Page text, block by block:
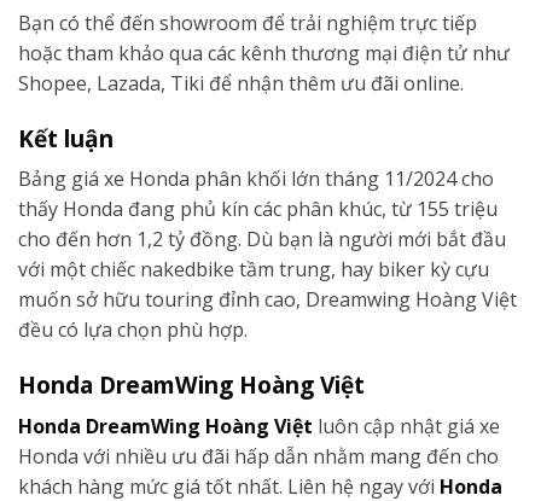
Bạn có thể đến showroom để trải nghiệm trực tiếp
hoặc tham khảo qua các kênh thương mại điện tử như
Shopee, Lazada, Tiki để nhận thêm ưu đãi online.
Kết luận
Bảng giá xe Honda phân khối lớn tháng 11/2024 cho
thấy Honda đang phủ kín các phân khúc, từ 155 triệu
cho đến hơn 1,2 tỷ đồng. Dù bạn là người mới bắt đầu
với một chiếc nakedbike tầm trung, hay biker kỳ cựu
muốn sở hữu touring đỉnh cao, Dreamwing Hoàng Việt
đều có lựa chọn phù hợp.
Honda DreamWing Hoàng Việt
Honda DreamWing Hoàng Việt luôn cập nhật giá xe
Honda với nhiều ưu đãi hấp dẫn nhằm mang đến cho
khách hàng mức giá tốt nhất. Liên hệ ngay với Honda